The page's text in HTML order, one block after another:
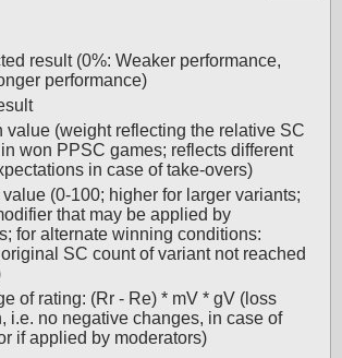
result (0%: Weaker performance,
performance)
value (weight reflecting the relative SC
won PPSC games; reflects different
in case of take-overs)
value (0-100; higher for larger variants;
that may be applied by
for alternate winning conditions:
SC count of variant not reached
of rating: (Rr - Re) * mV * gV (loss
i.e. no negative changes, in case of
if applied by moderators)